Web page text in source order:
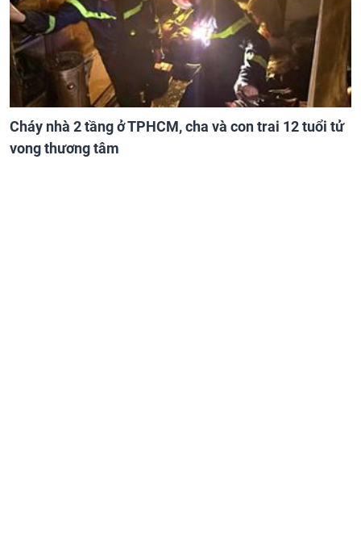
Cháy nhà 2 tầng ở TPHCM, cha và con trai 12 tuổi tử
vong thương tâm